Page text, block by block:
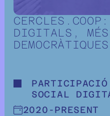
DIGITALS, MÉS
DEMOCRÀTIQUES
SOCIAL
2020 -PRESENT